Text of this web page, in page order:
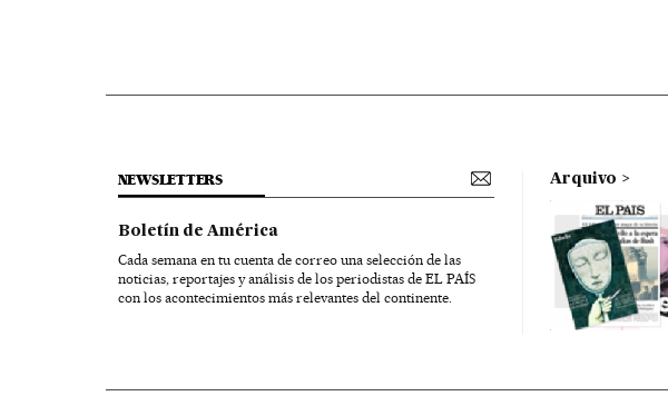
NEWSLETTERS
Boletín de América
Cada semana en tu cuenta de correo una selección de las
noticias, reportajes y análisis de los periodistas de EL PAÍS
con los acontecimientos más relevantes del continente.
Arquivo